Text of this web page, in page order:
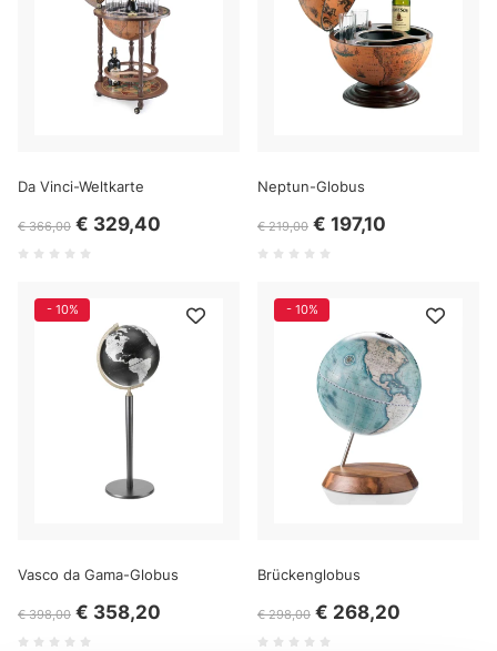
Da Vinci-Weltkarte
€ 366,00 € 329,40
Neptun-Globus
€ 219,00 € 197,10
- 10%
Vasco da Gama-Globus
€ 398,00 € 358,20
- 10%
Brückenglobus
€ 298,00 € 268,20